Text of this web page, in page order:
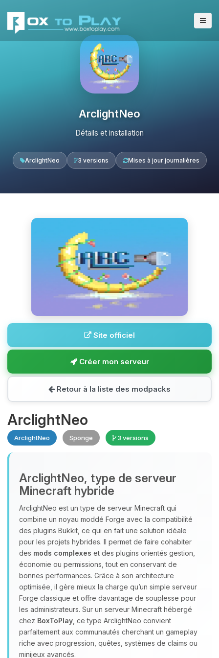
ArclightNeo
Détails et installation
ArclightNeo 3 versions Mises à jour journalières
Site officiel
Créer mon serveur
Retour à la liste des modpacks
ArclightNeo
ArclightNeo Sponge 3 versions
ArclightNeo, type de serveur
Minecraft hybride
ArclightNeo est un type de serveur Minecraft qui
combine un noyau moddé Forge avec la compatibilité
des plugins Bukkit, ce qui en fait une solution idéale
pour les projets hybrides. Il permet de faire cohabiter
des mods complexes et des plugins orientés gestion,
économie ou permissions, tout en conservant de
bonnes performances. Grâce à son architecture
optimisée, il gère mieux la charge qu’un simple serveur
Forge classique et offre davantage de souplesse pour
les administrateurs. Sur un serveur Minecraft hébergé
chez BoxToPlay , ce type ArclightNeo convient
parfaitement aux communautés cherchant un gameplay
riche avec progression, quêtes, systèmes de claims ou
minijeux avancés.
Youpi, enfin quelqu’un pour me
parler ! Moi c’est Choupy, ton petit
assistant BoxToPlay. Dis-moi ce dont
tu as besoin et je vais remuer mes
petits circuits pour t’aider.
08/08/2026 à 17:04